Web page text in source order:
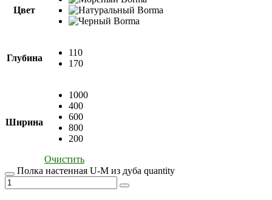
Цвет
Глубина
110
170
Ширина
1000
400
600
800
200
Очистить
Полка настенная U-M из дуба quantity